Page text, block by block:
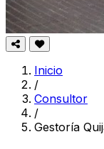
Inicio
/
Consultor
/
Gestoría